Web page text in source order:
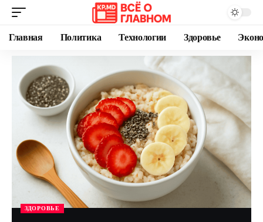
Главная Политика Технологии Здоровье
ЗДОРОВЬЕ